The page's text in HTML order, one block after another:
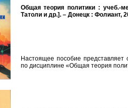
Общая теория политики : учеб.-
Татоли и др.]. – Донецк : Фолиант,
Настоящее пособие представляет
по дисциплине «Общая теория